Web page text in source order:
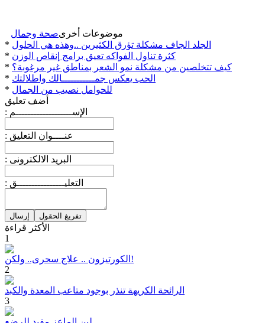
موضوعات أخرىصحة وجمال
* الجلد الجاف مشكلة تؤرق الكثيرين ..وهذه هي الحلول
* كثرة تناول الفواكه تعيق برامج إنقاص الوزن
* كيف تتخلصين من مشكلة نمو الشعر بمناطق غير مرغوبة؟
* الحب يعكس جمـــــــــــالك واطلالتك
* للحوامل نصيب من الجمال
أضف تعليق
: الإســـــــــــــــــــم
: عنــــوان التعليق
: البريد الالكترونى
: التعليــــــــــــــــق
الأكثر قراءة
1
الكورتيزون .. علاج سحرى.. ولكن!
2
الرائحة الكريهة تنذر بوجود متاعب المعدة والكبد
3